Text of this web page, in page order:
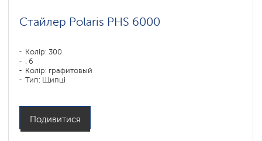
Стайлер Polaris PHS 6000
Колір: 300
: 6
Колір: графитовый
Тип: Щипці
Подивитися